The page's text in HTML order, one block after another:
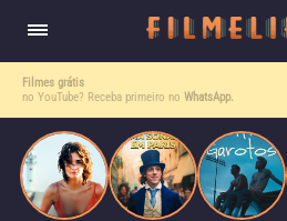
Filmes grátis
no YouTube? Receba primeiro no WhatsApp.
escrevia e a vida real começa a